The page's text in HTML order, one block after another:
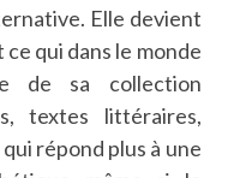
Elle devient
qui dans le monde
de sa collection
textes littéraires,
répond plus à une